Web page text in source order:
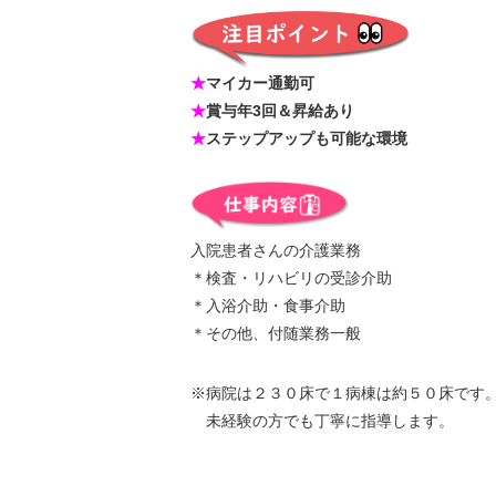
★マイカー通勤可
★賞与年3回＆昇給あり
★ステップアップも可能な環境
入院患者さんの介護業務
＊検査・リハビリの受診介助
＊入浴介助・食事介助
＊その他、付随業務一般
※病院は２３０床で１病棟は約５０床です
未経験の方でも丁寧に指導します。